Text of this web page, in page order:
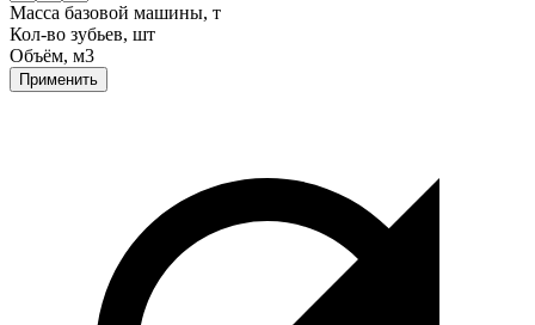
Масса базовой машины, т
Кол-во зубьев, шт
Объём, м3